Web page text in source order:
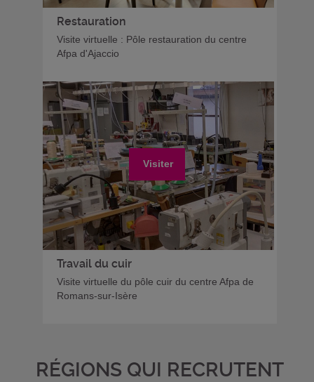
Restauration
Visite virtuelle : Pôle restauration du centre
Afpa d'Ajaccio
Visiter
Travail du cuir
Visite virtuelle du pôle cuir du centre Afpa de
Romans-sur-Isère
RÉGIONS QUI RECRUTENT